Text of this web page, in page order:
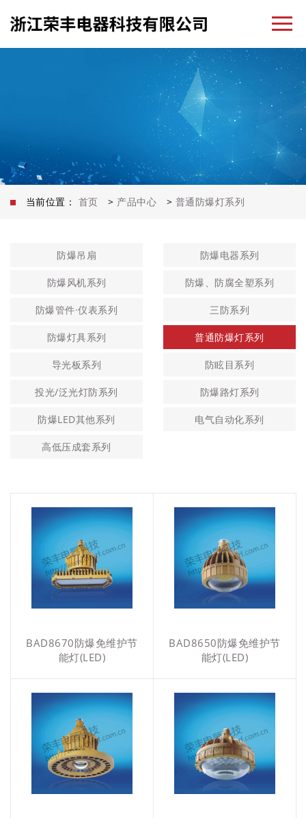
当前位置： 首页 > 产品中心 > 普通防爆灯系列
防爆吊扇 防爆电器系列
防爆风机系列 防爆、防腐全塑系列
防爆管件·仪表系列 三防系列
防爆灯具系列 普通防爆灯系列
导光板系列 防眩目系列
投光/泛光灯防系列 防爆路灯系列
防爆LED其他系列 电气自动化系列
高低压成套系列
BAD8670防爆免维护节
能灯(LED)
BAD8650防爆免维护节
能灯(LED)